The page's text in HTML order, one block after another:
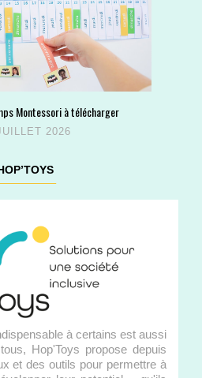
Montessori à télécharger
2026
à certains est aussi
Hop'Toys propose depuis
et des outils pour permettre à